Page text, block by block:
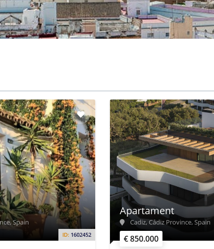
ID: 1602452
Spain
€ 850.000
Apartament
Cadiz, Cádiz Province, Spain